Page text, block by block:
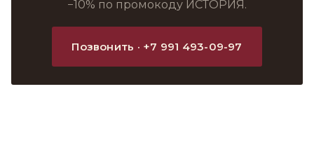
−10% по промокоду ИСТОРИЯ.
Позвонить · +7 991 493-09-97